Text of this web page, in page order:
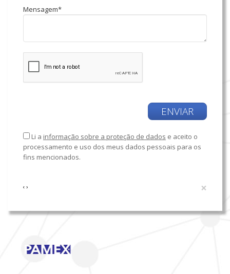
Mensagem*
ENVIAR
Li a informação sobre a proteção de dados e aceito o
processamento e uso dos meus dados pessoais para os
fins mencionados.
‹ › ×